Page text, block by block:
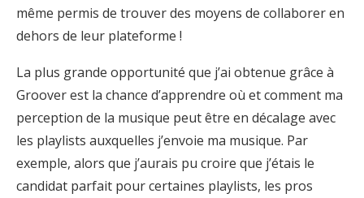
même permis de trouver des moyens de collaborer en
dehors de leur plateforme !
La plus grande opportunité que j’ai obtenue grâce à
Groover est la chance d’apprendre où et comment ma
perception de la musique peut être en décalage avec
les playlists auxquelles j’envoie ma musique. Par
exemple, alors que j’aurais pu croire que j’étais le
candidat parfait pour certaines playlists, les pros